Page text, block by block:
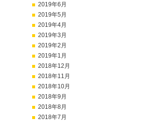
2019年6月
2019年5月
2019年4月
2019年3月
2019年2月
2019年1月
2018年12月
2018年11月
2018年10月
2018年9月
2018年8月
2018年7月